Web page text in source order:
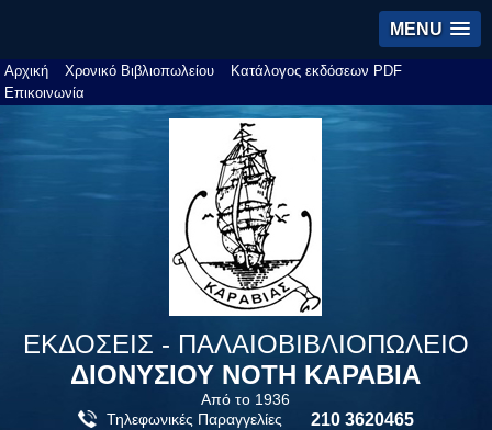
MENU
Αρχική Χρονικό Βιβλιοπωλείου
Κατάλογος εκδόσεων PDF
Επικοινωνία
ΕΚΔΟΣΕΙΣ - ΠΑΛΑΙΟΒΙΒΛΙΟΠΩΛΕΙΟ
ΔΙΟΝΥΣΙΟΥ ΝΟΤΗ ΚΑΡΑΒΙΑ
Από το 1936
Τηλεφωνικές Παραγγελίες
210 3620465